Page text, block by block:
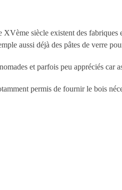
XVème siècle existent des
aussi déjà des pâtes de verre
et parfois peu appréciés car
permis de fournir le bois